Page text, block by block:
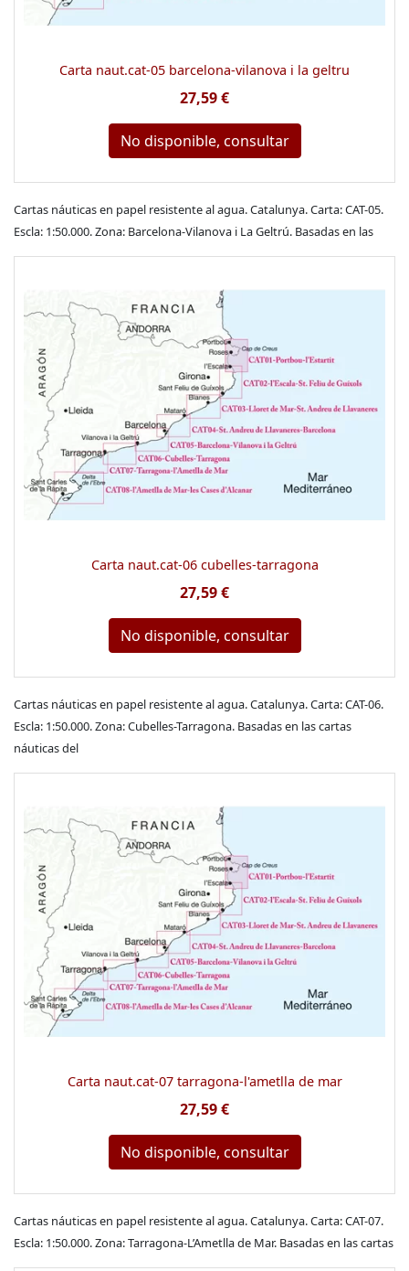
Carta naut.cat-05 barcelona-vilanova i la geltru
27,59 €
No disponible, consultar
Cartas náuticas en papel resistente al agua. Catalunya. Carta: CAT-05.
Escla: 1:50.000. Zona: Barcelona-Vilanova i La Geltrú. Basadas en las
Carta naut.cat-06 cubelles-tarragona
27,59 €
No disponible, consultar
Cartas náuticas en papel resistente al agua. Catalunya. Carta: CAT-06.
Escla: 1:50.000. Zona: Cubelles-Tarragona. Basadas en las cartas
náuticas del
Carta naut.cat-07 tarragona-l'ametlla de mar
27,59 €
No disponible, consultar
Cartas náuticas en papel resistente al agua. Catalunya. Carta: CAT-07.
Escla: 1:50.000. Zona: Tarragona-L’Ametlla de Mar. Basadas en las cartas